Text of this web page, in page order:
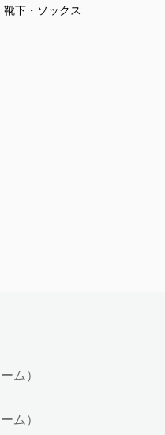
靴下・ソックス
ム）
ム）